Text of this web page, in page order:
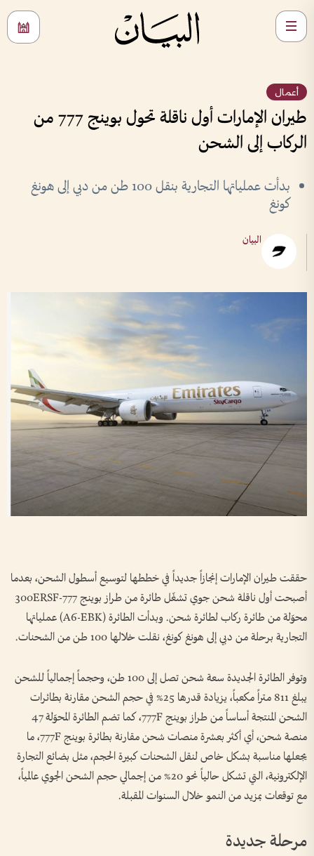
أعمال
طيران الإمارات أول ناقلة تحول بوينج 777 من
الركاب إلى الشحن
بدأت عملياتها التجارية بنقل 100 طن من دبي إلى هونغ
كونغ
البيان
حققت طيران الإمارات إنجازاً جديداً في خططها لتوسيع أسطول الشحن، بعدما
أصبحت أول ناقلة شحن جوي تشغّل طائرة من طراز بوينج 777-300ERSF
محوّلة من طائرة ركاب لطائرة شحن. وبدأت الطائرة (A6-EBK) عملياتها
التجارية برحلة من دبي إلى هونغ كونغ، نقلت خلالها 100 طن من الشحنات.
وتوفر الطائرة الجديدة سعة شحن تصل إلى 100 طن، وحجماً إجمالياً للشحن
يبلغ 811 متراً مكعباً، يزيادة قدرها 25% في حجم الشحن مقارنة بطائرات
الشحن المنتجة أساساً من طراز بوينج 777F، كما تضم الطائرة المحوّلة 47
منصة شحن، أي أكثر بعشرة منصات شحن مقارنة بطائرة بوينج 777F، ما
يجعلها مناسبة بشكل خاص لنقل الشحنات كبيرة الحجم، مثل بضائع التجارة
الإلكترونية، التي تشكل حالياً نحو 20% من إجمالي حجم الشحن الجوي عالمياً،
مع توقعات بمزيد من النمو خلال السنوات المقبلة.
مرحلة جديدة